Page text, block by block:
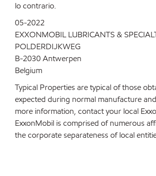
lo contrario.
05-2022
EXXONMOBIL LUBRICANTS &
POLDERDIJKWEG
B-2030 Antwerpen
Belgium
Typical Properties are typical of those
expected during normal manufacture
more information, contact your local
ExxonMobil is comprised of numerous
the corporate separateness of local